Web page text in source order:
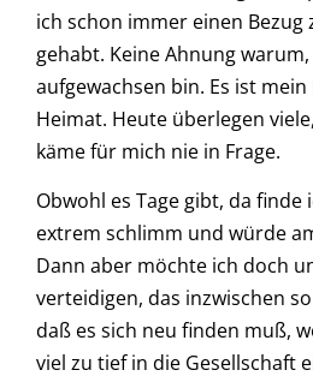
ich schon immer einen Bezug
gehabt. Keine Ahnung
aufgewachsen bin. Es ist
Heimat. Heute überlegen
käme für mich nie in Frage.
Obwohl es Tage gibt, da finde
extrem schlimm und würde
Dann aber möchte ich doch
verteidigen, das inzwischen
daß es sich neu finden muß,
viel zu tief in die Gesellschaft